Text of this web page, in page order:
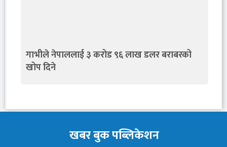
गाभीले नेपाललाई ३ करोड ९६ लाख डलर बराबरको
खोप दिने
खबर बुक पब्लिकेशन